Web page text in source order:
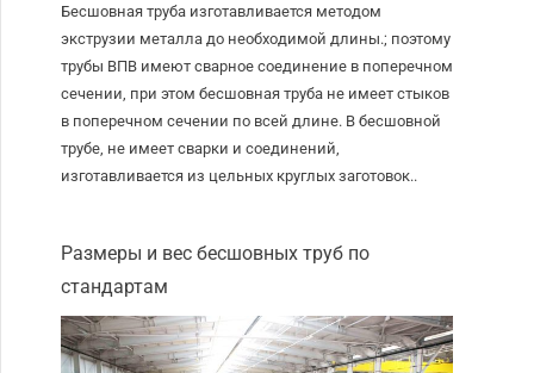
Бесшовная труба изготавливается методом
экструзии металла до необходимой длины.; поэтому
трубы ВПВ имеют сварное соединение в поперечном
сечении, при этом бесшовная труба не имеет стыков
в поперечном сечении по всей длине. В бесшовной
трубе, не имеет сварки и соединений,
изготавливается из цельных круглых заготовок..
Размеры и вес бесшовных труб по
стандартам